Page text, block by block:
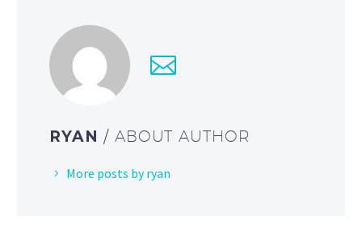
RYAN / ABOUT AUTHOR
More posts by ryan